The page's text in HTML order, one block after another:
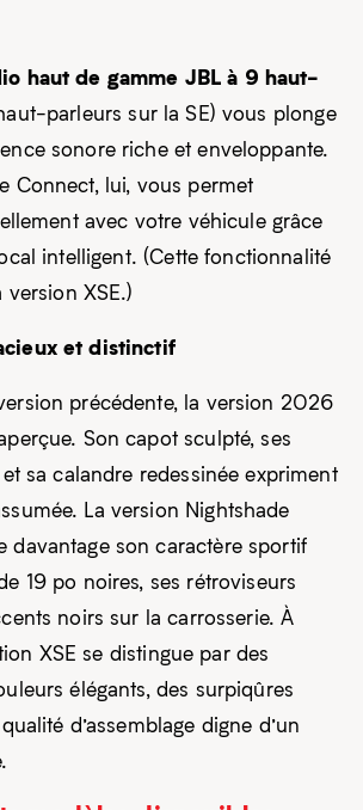
haut de gamme JBL à 9 haut-
parleurs sur la SE) vous plonge
sonore riche et enveloppante.
Connect, lui, vous permet
avec votre véhicule grâce
intelligent. (Cette fonctionnalité
version XSE.)
et distinctif
précédente, la version 2026
Son capot sculpté, ses
sa calandre redessinée expriment
La version Nightshade
davantage son caractère sportif
19 po noires, ses rétroviseurs
noirs sur la carrosserie. À
XSE se distingue par des
élégants, des surpiqûres
d’assemblage digne d’un